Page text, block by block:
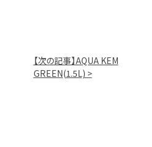
【次の記事】AQUA KEM
GREEN(1.5L) >